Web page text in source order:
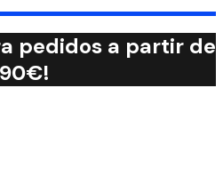
pedidos a partir de
90€!